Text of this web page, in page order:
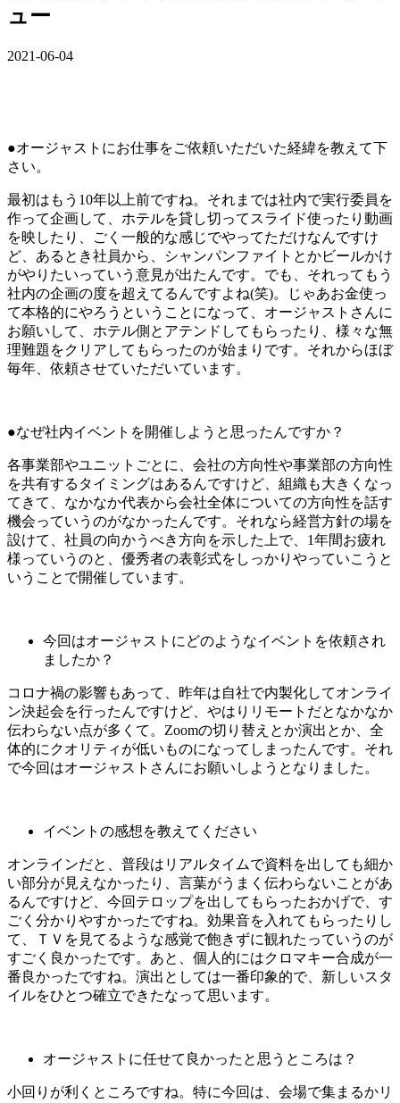
ュー
2021-06-04
●オージャストにお仕事をご依頼いただいた経緯を教えて下
さい。
最初はもう10年以上前ですね。それまでは社内で実行委員を
作って企画して、ホテルを貸し切ってスライド使ったり動画
を映したり、ごく一般的な感じでやってただけなんですけ
ど、あるとき社員から、シャンパンファイトとかビールかけ
がやりたいっていう意見が出たんです。でも、それってもう
社内の企画の度を超えてるんですよね(笑)。じゃあお金使っ
て本格的にやろうということになって、オージャストさんに
お願いして、ホテル側とアテンドしてもらったり、様々な無
理難題をクリアしてもらったのが始まりです。それからほぼ
毎年、依頼させていただいています。
●なぜ社内イベントを開催しようと思ったんですか？
各事業部やユニットごとに、会社の方向性や事業部の方向性
を共有するタイミングはあるんですけど、組織も大きくなっ
てきて、なかなか代表から会社全体についての方向性を話す
機会っていうのがなかったんです。それなら経営方針の場を
設けて、社員の向かうべき方向を示した上で、1年間お疲れ
様っていうのと、優秀者の表彰式をしっかりやっていこうと
いうことで開催しています。
今回はオージャストにどのようなイベントを依頼され
ましたか？
コロナ禍の影響もあって、昨年は自社で内製化してオンライ
ン決起会を行ったんですけど、やはりリモートだとなかなか
伝わらない点が多くて。Zoomの切り替えとか演出とか、全
体的にクオリティが低いものになってしまったんです。それ
で今回はオージャストさんにお願いしようとなりました。
イベントの感想を教えてください
オンラインだと、普段はリアルタイムで資料を出しても細か
い部分が見えなかったり、言葉がうまく伝わらないことがあ
るんですけど、今回テロップを出してもらったおかげで、す
ごく分かりやすかったですね。効果音を入れてもらったりし
て、ＴＶを見てるような感覚で飽きずに観れたっていうのが
すごく良かったです。あと、個人的にはクロマキー合成が一
番良かったですね。演出としては一番印象的で、新しいスタ
イルをひとつ確立できたなって思います。
オージャストに任せて良かったと思うところは？
小回りが利くところですね。特に今回は、会場で集まるかリ